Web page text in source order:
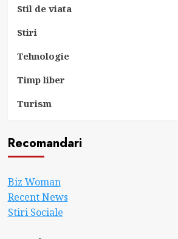
Stil de viata
Stiri
Tehnologie
Timp liber
Turism
Recomandari
Biz Woman
Recent News
Stiri Sociale